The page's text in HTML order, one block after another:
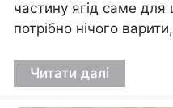
частину ягід саме
потрібно нічого
Читати далі